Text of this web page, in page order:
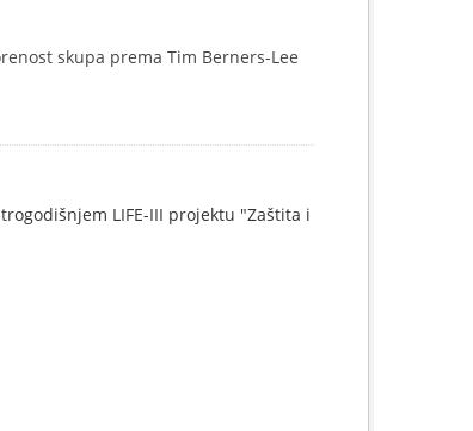
skupa prema Tim Berners-Lee
LIFE-III projektu "Zaštita i